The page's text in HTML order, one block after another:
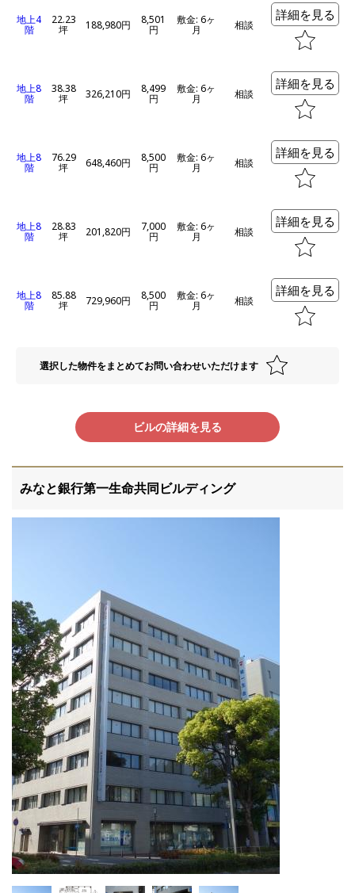
地上4
階
22.23
坪 188,980円 8,501
円
敷金: 6ヶ
月 相談
詳細を見る
地上8
階
38.38
坪 326,210円 8,499
円
敷金: 6ヶ
月 相談
詳細を見る
地上8
階
76.29
坪 648,460円 8,500
円
敷金: 6ヶ
月 相談
詳細を見る
地上8
階
28.83
坪 201,820円 7,000
円
敷金: 6ヶ
月 相談
詳細を見る
地上8
階
85.88
坪 729,960円 8,500
円
敷金: 6ヶ
月 相談
詳細を見る
選択した物件をまとめてお問い合わせいただけます
ビルの詳細を見る
みなと銀行第一生命共同ビルディング